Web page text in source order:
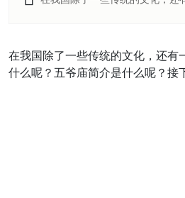
在我国除了一些传统的文化，还
什么呢？五爷庙简介是什么呢？接